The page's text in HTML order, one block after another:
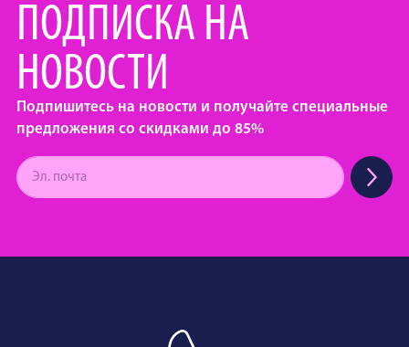
ПОДПИСКА НА
НОВОСТИ
Подпишитесь на новости и получайте специальные
предложения со скидками до 85%